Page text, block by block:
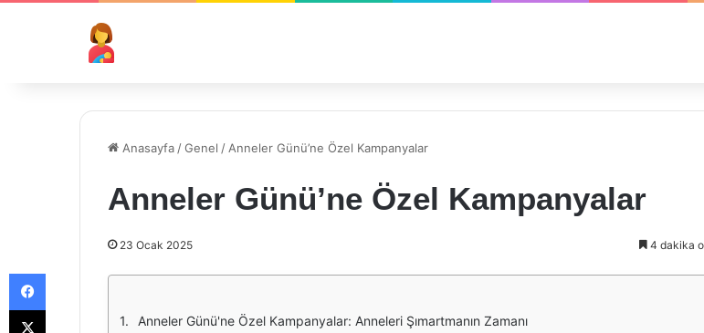
Anasayfa /Genel / Anneler Günü’ne Özel Kampanyalar
Anneler Günü’ne Özel Kampanyalar
23 Ocak 2025 4 dakika
Anneler Günü'ne Özel Kampanyalar: Anneleri Şımartmanın Zamanı
Facebook
X